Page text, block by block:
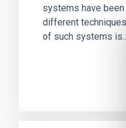
systems have been
different
of such systems